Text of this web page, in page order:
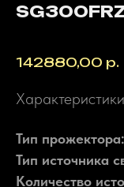
142880,00 р.
Характеристики
Тип прожектора:
Тип источника
Количество